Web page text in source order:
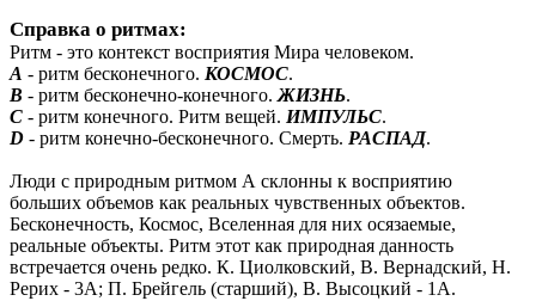
Справка о ритмах:
Ритм - это контекст восприятия Мира человеком.
А - ритм бесконечного. КОСМОС.
В - ритм бесконечно-конечного. ЖИЗНЬ.
C - ритм конечного. Ритм вещей. ИМПУЛЬС.
D - ритм конечно-бесконечного. Смерть. РАСПАД.
Люди с природным ритмом А склонны к восприятию
больших объемов как реальных чувственных объектов.
Бесконечность, Космос, Вселенная для них осязаемые,
реальные объекты. Ритм этот как природная данность
встречается очень редко. К. Циолковский, В. Вернадский, Н.
Рерих - 3А; П. Брейгель (старший), В. Высоцкий - 1А.